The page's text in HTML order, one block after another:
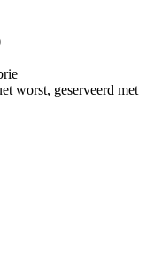
worst, geserveerd met